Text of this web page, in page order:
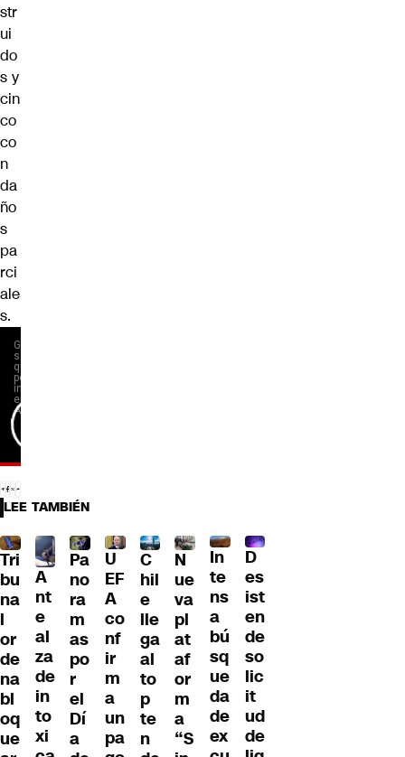
str
ui
do
s y
cin
co
co
n
da
ño
s
pa
rci
ale
s.
LEE TAMBIÉN
Tri
bu
na
l
or
de
na
bl
oq
ue
A
nt
e
al
za
de
in
to
xi
Pa
no
ra
m
as
po
r
el
Dí
a
U
EF
A
co
nf
ir
m
a
un
pa
C
hil
e
lle
ga
al
to
p
te
n
N
ue
va
pl
at
af
or
m
a
“S
In
te
ns
a
bú
sq
ue
da
de
ex
D
es
ist
en
de
so
lic
it
ud
de